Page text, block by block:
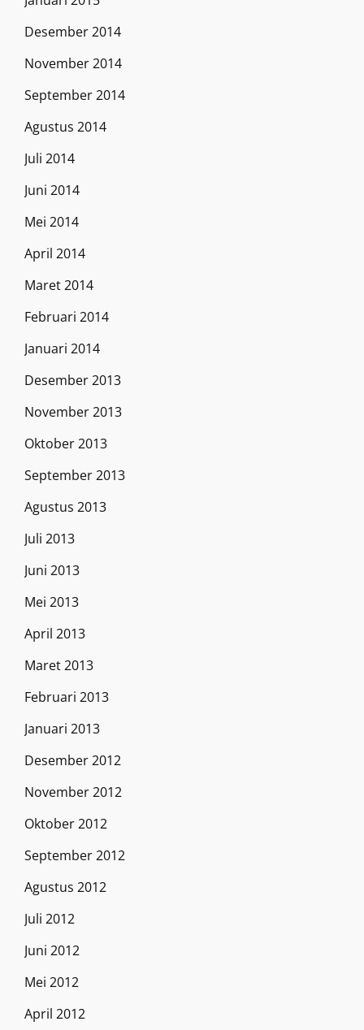
Desember 2014
November 2014
September 2014
Agustus 2014
Juli 2014
Juni 2014
Mei 2014
April 2014
Maret 2014
Februari 2014
Januari 2014
Desember 2013
November 2013
Oktober 2013
September 2013
Agustus 2013
Juli 2013
Juni 2013
Mei 2013
April 2013
Maret 2013
Februari 2013
Januari 2013
Desember 2012
November 2012
Oktober 2012
September 2012
Agustus 2012
Juli 2012
Juni 2012
Mei 2012
April 2012